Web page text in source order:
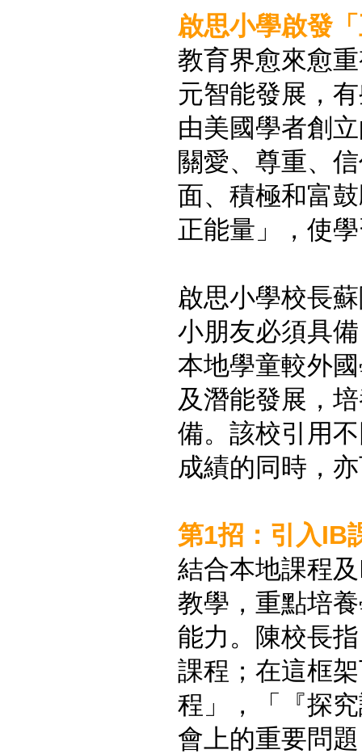
啟思小學啟發
教育界愈來愈
元智能發展，
由美國學者創
關愛、尊重、
面、積極和富
正能量」，使
啟思小學校長
小朋友必須具
本地學童較外
及潛能發展，
備。該校引用
成績的同時，
第1招：引入IB
結合本地課程
教學，重點培
能力。陳校長
課程；在這框
程」，「『探
會上的重要問